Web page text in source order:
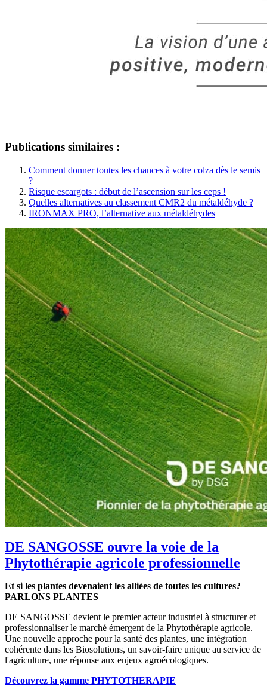
Publications similaires :
Comment donner toutes les chances à votre colza dès le semis
?
Risque escargots : début de l’ascension sur les ceps !
Quelles alternatives au classement CMR2 du métaldéhyde ?
IRONMAX PRO, l’alternative aux métaldéhydes
DE SANGOSSE ouvre la voie de la
Phytothérapie agricole professionnelle
Et si les plantes devenaient les alliées de toutes les cultures?
PARLONS PLANTES
DE SANGOSSE devient le premier acteur industriel à structurer et
professionnaliser le marché émergent de la Phytothérapie agricole.
Une nouvelle approche pour la santé des plantes, une intégration
cohérente dans les Biosolutions, un savoir-faire unique au service de
l'agriculture, une réponse aux enjeux agroécologiques.
Découvrez la gamme PHYTOTHERAPIE